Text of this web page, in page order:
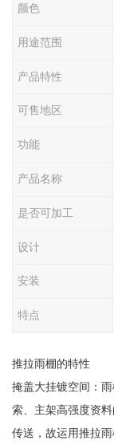
颜色
用途范围
产品特性
可售地区
功能
产品名称
是否可加工
设计
安装
特点
推拉雨棚的特性
掩盖大挂镀空间：
索、主架高强度资
传送，故运用推拉